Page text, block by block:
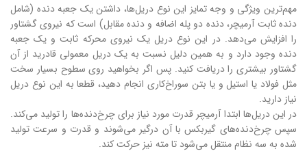
مهم‌ترین ویژگی و وجه تمایز این نوع دریل‌ها، داشتن یک جعبه دنده (شامل
دنده ثابت آرمیچر، دنده دو پله اضافه و دنده مقابل) است که نیروی گشتاور
را افزایش می‌دهد. در این نوع دریل یک نیروی محرکه ثابت و یک جعبه
دنده وجود دارد و به همین دلیل نسبت به یک دریل معمولی قادرید از آن
گشتاور بیشتری را دریافت کنید. پس اگر بخواهید روی سطوح بسیار سخت
مثل فولاد یا استیل و یا بتن سوراخ‌کاری انجام دهید، قطعا به این نوع دریل
نیاز دارید.
در این دریل‌ها ابتدا آرمیچر قدرت مورد نیاز برای چرخ‌دنده‌ها را تولید می‌کند.
سپس چرخ‌دنده‌های گیربکس با آن درگیر می‌شوند و قدرت و سرعت تولید
شده به سه نظام منتقل می‌شود تا مته نیز حرکت کند.